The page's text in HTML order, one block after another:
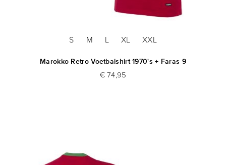
S M L XL XXL
Marokko Retro Voetbalshirt 1970's + Faras 9
€ 74,95